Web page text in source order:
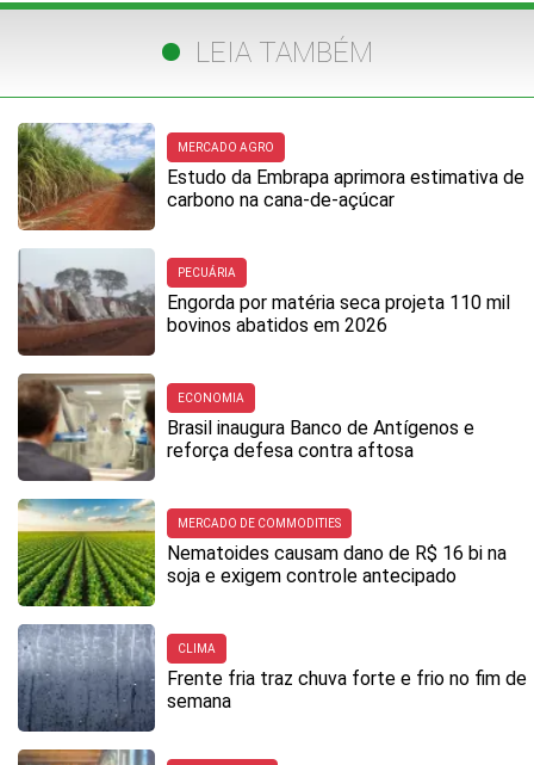
LEIA TAMBÉM
MERCADO AGRO
Estudo da Embrapa aprimora estimativa de
carbono na cana-de-açúcar
PECUÁRIA
Engorda por matéria seca projeta 110 mil
bovinos abatidos em 2026
ECONOMIA
Brasil inaugura Banco de Antígenos e
reforça defesa contra aftosa
MERCADO DE COMMODITIES
Nematoides causam dano de R$ 16 bi na
soja e exigem controle antecipado
CLIMA
Frente fria traz chuva forte e frio no fim de
semana